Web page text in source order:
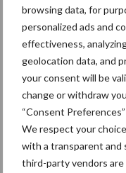
browsing data, for
personalized ads and
effectiveness,
geolocation data, and
your consent will be
change or withdraw
“Consent
We respect your
with a transparent and
third-party vendors
haalbaarheid een
onder druk door
regelgeving. Volgens
beleid, techniek en
Tekst: Gerben Hofman
Aanbevolen